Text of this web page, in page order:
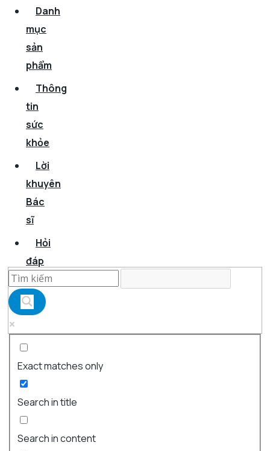
Danh
mục
sản
phẩm
Thông
tin
sức
khỏe
Lời
khuyên
Bác
sĩ
Hỏi
đáp
Exact matches only
Search in title
Search in content